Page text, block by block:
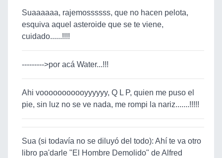
Suaaaaaa, rajemossssss, que no hacen pelota,
esquiva aquel asteroide que se te viene,
cuidado......!!!!
--------->por acá Water...!!!
Ahi vooooooooooyyyyyy, Q L P, quien me puso el
pie, sin luz no se ve nada, me rompi la nariz.......!!!!!
Sua (si todavía no se diluyó del todo): Ahí te va otro
libro pa'darle "El Hombre Demolido" de Alfred